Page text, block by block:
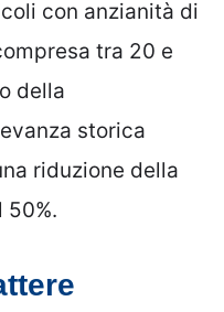
con anzianità di
tra 20 e
della
storica
riduzione della
50%.